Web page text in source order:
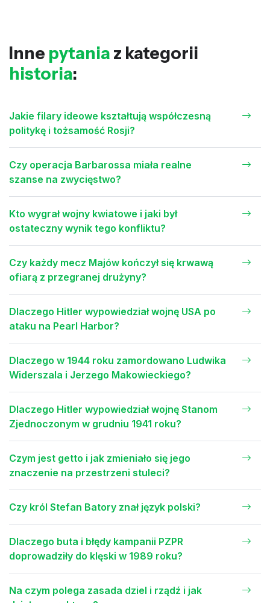
Inne pytania z kategorii
historia:
Jakie filary ideowe kształtują współczesną
politykę i tożsamość Rosji?
Czy operacja Barbarossa miała realne
szanse na zwycięstwo?
Kto wygrał wojny kwiatowe i jaki był
ostateczny wynik tego konfliktu?
Czy każdy mecz Majów kończył się krwawą
ofiarą z przegranej drużyny?
Dlaczego Hitler wypowiedział wojnę USA po
ataku na Pearl Harbor?
Dlaczego w 1944 roku zamordowano Ludwika
Widerszala i Jerzego Makowieckiego?
Dlaczego Hitler wypowiedział wojnę Stanom
Zjednoczonym w grudniu 1941 roku?
Czym jest getto i jak zmieniało się jego
znaczenie na przestrzeni stuleci?
Czy król Stefan Batory znał język polski?
Dlaczego buta i błędy kampanii PZPR
doprowadziły do klęski w 1989 roku?
Na czym polega zasada dziel i rządź i jak